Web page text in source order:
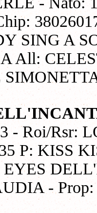
SING A
All:
- Roi/Rsr:
P: KISS
EYES
-